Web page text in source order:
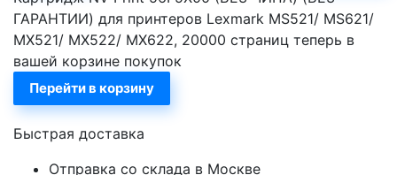
ГАРАНТИИ) для принтеров Lexmark MS521/ MS621/
MX521/ MX522/ MX622, 20000 страниц теперь в
вашей корзине покупок
Перейти в корзину
Быстрая доставка
Отправка со склада в Москве